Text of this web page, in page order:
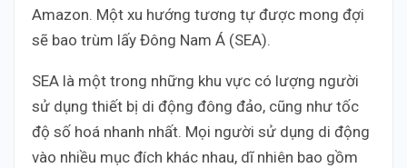
Amazon. Một xu hướng tương tự được mong đợi
sẽ bao trùm lấy Đông Nam Á (SEA).
SEA là một trong những khu vực có lượng người
sử dụng thiết bị di động đông đảo, cũng như tốc
độ số hoá nhanh nhất. Mọi người sử dụng di động
vào nhiều mục đích khác nhau, dĩ nhiên bao gồm